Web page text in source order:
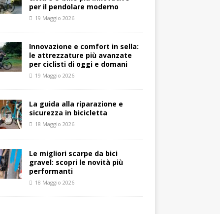
per il pendolare moderno
19 Maggio 2026
Innovazione e comfort in sella:
le attrezzature più avanzate
per ciclisti di oggi e domani
19 Maggio 2026
La guida alla riparazione e
sicurezza in bicicletta
18 Maggio 2026
Le migliori scarpe da bici
gravel: scopri le novità più
performanti
18 Maggio 2026